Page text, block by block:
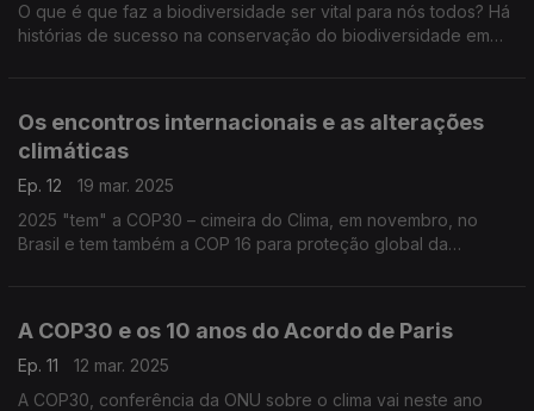
O que é que faz a biodiversidade ser vital para nós todos? Há
histórias de sucesso na conservação do biodiversidade em
Os encontros internacionais e as alterações
climáticas
Ep. 12
19 mar. 2025
2025 "tem" a COP30 – cimeira do Clima, em novembro, no
Brasil e tem também a COP 16 para proteção global da
A COP30 e os 10 anos do Acordo de Paris
Ep. 11
12 mar. 2025
A COP30, conferência da ONU sobre o clima vai neste ano